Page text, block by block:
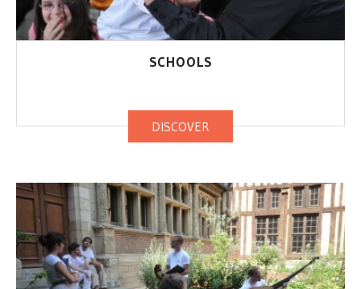
SCHOOLS
DISCOVER